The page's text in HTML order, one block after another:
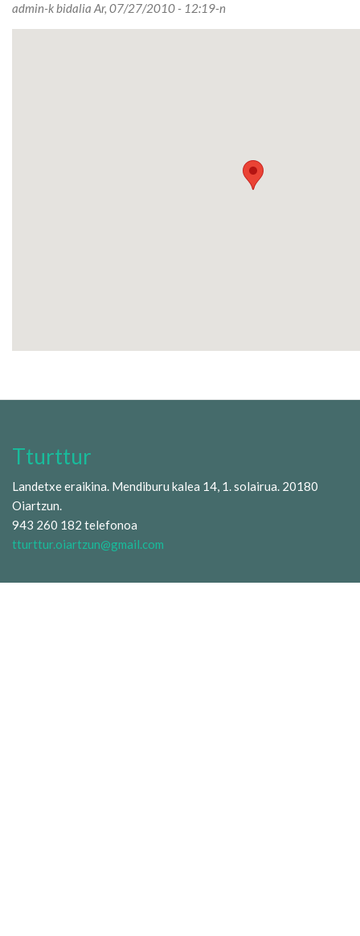
admin-k bidalia Ar, 07/27/2010 - 12:19-n
Tturttur
Landetxe eraikina. Mendiburu kalea 14, 1. solairua. 20180
Oiartzun.
943 260 182 telefonoa
tturttur.oiartzun@gmail.com